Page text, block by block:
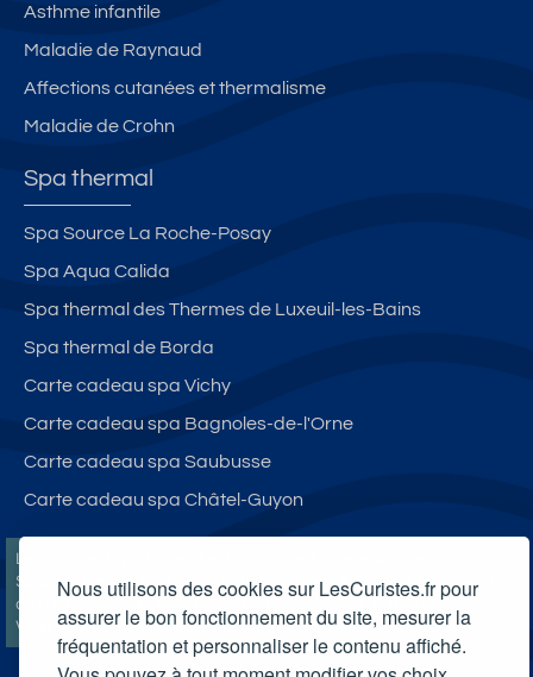
Nous utilisons des cookies sur LesCuristes.fr pour
assurer le bon fonctionnement du site, mesurer la
fréquentation et personnaliser le contenu affiché.
Asthme infantile
Maladie de Raynaud
Affections cutanées et thermalisme
Maladie de Crohn
Spa thermal
Spa Source La Roche-Posay
Spa Aqua Calida
Spa thermal des Thermes de Luxeuil-les-Bains
Spa thermal de Borda
Carte cadeau spa Vichy
Carte cadeau spa Bagnoles-de-l'Orne
Carte cadeau spa Saubusse
Carte cadeau spa Châtel-Guyon
LesCuristes.fr participe et est conforme à l'ensemble des
Spécifications et Politiques du Transparency & Consent Framework
de l'IAB Europe et utilise la Consent Management Platform n°92.
Vous pouvez modifier vos choix à tout moment encliquant ici.